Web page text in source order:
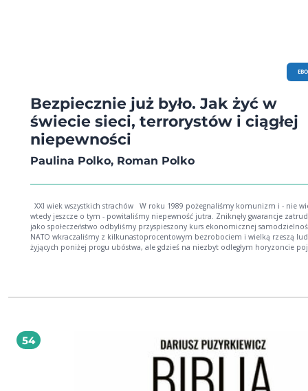
Bezpiecznie już było. Jak żyć w
świecie sieci, terrorystów i ciągłej
niepewności
Paulina Polko, Roman Polko
wtedy jeszcze o tym - powitaliśmy niepewność jutra. Zniknęły gwarancje
jako społeczeństwo odbyliśmy przyspieszony kurs ekonomicznej
NATO wkraczaliśmy z kilkunastoprocentowym bezrobociem i wielką rzeszą
żyjących poniżej progu ubóstwa, ale gdzieś na niezbyt odległym horyzoncie
kosmici. Na naszym kontynencie był spokój, a w naszym kraju czuliśmy się
wybuchła regularna, choć oficjalnie niewypowiedziana wojna. Terroryści
się z odległego Iraku i Afganistanu, wybierając zamiast nich obiecaną ziemię
Dziś już raz po raz natykamy się w internecie na cybernetyczne potyczki
sieciowych trolli. Z tsunami fake newsów coraz trudniej wyłowić rzetelne
Czego naprawdę należy się bać? Czy będziemy obiektem ataku
polską ziemię mogą rozjechać rosyjskie czołgi? A może lepiej zamknąć oczy na
54